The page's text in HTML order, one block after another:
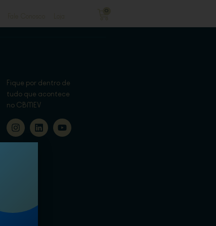
0
Fique por dentro de
tudo que acontece
no CBMEV